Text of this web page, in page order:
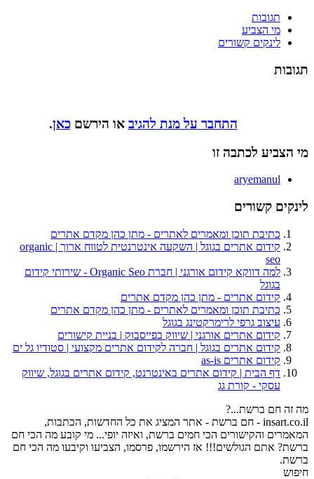
תגובות
מי הצביע
לינקים קשורים
תגובות
התחבר על מנת להגיב או הירשםכאן.
מי הצביע לכתבה זו
aryemanul
לינקים קשורים
כתיבת תוכן ומאמרים לאתרים - מתן כהן מקדם אתרים
קידום אתרים בגוגל | השקעה אינטרנטית לטווח ארוך | organic
seo
למה דווקא קידום אורגני | חברת Organic Seo - שירותי קידום
בגוגל
קידום אתרים - מתן כהן מקדם אתרים
כתיבת תוכן ומאמרים לאתרים - מתן כהן מקדם אתרים
עיצוב גרפי לרימרקטינג בגוגל
קידום אתרים אורגני | שיווק בפייסבוק | בניית קישורים
קידום אתרים בגוגל | חברה לקידום אתרים מקצועי | סטודיו גל ים
קידום אתרים as-is
דף הבית | קידום אתרים באינטרנט, קידום אתרים בגוגל, שיווק
עסקי - קורת גג
מה זה חם ברשת...?
insart.co.il - חם ברשת - אתר המציג את כל החדשות, הכתבות,
המאמרים והקישורים הכי חמים ברשת, ואיזה יופי... מי קובע מה הכי חם
ברשת? אתם הגולשים!!! אז הירשמו, פרסמו, הצביעו וקיבעו מה הכי חם
ברשת.
חיפוש